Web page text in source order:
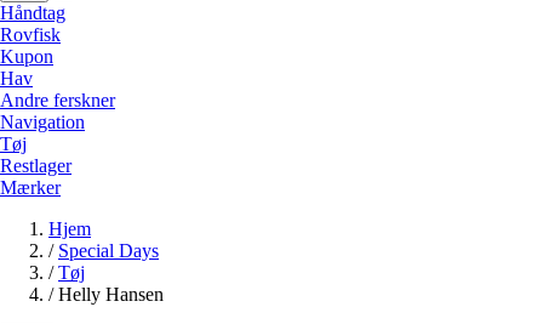
Håndtag
Rovfisk
Kupon
Hav
Andre ferskner
Navigation
Tøj
Restlager
Mærker
Hjem
/ Special Days
/ Tøj
/ Helly Hansen